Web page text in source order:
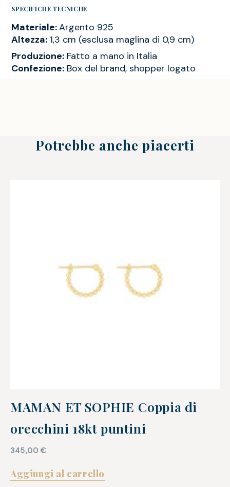
SPECIFICHE TECNICHE
Materiale:Argento 925
Altezza: 1,3 cm (esclusa maglina di 0,9 cm)
Produzione: Fatto a mano in Italia
Confezione: Box del brand, shopper logato
Potrebbe anche piacerti
MAMAN ET SOPHIE Coppia di
orecchini 18kt puntini
345,00€
Aggiungi al carrello